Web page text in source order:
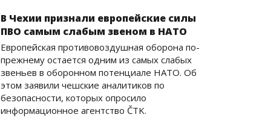
В Чехии признали европейские силы
ПВО самым слабым звеном в НАТО
Европейская противовоздушная оборона по-
прежнему остается одним из самых слабых
звеньев в оборонном потенциале НАТО. Об
этом заявили чешские аналитиков по
безопасности, которых опросило
информационное агентство ČTK.